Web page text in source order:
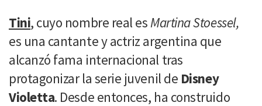
Tini, cuyo nombre real es Martina Stoessel,
es una cantante y actriz argentina que
alcanzó fama internacional tras
protagonizar la serie juvenil de Disney
Violetta. Desde entonces, ha construido